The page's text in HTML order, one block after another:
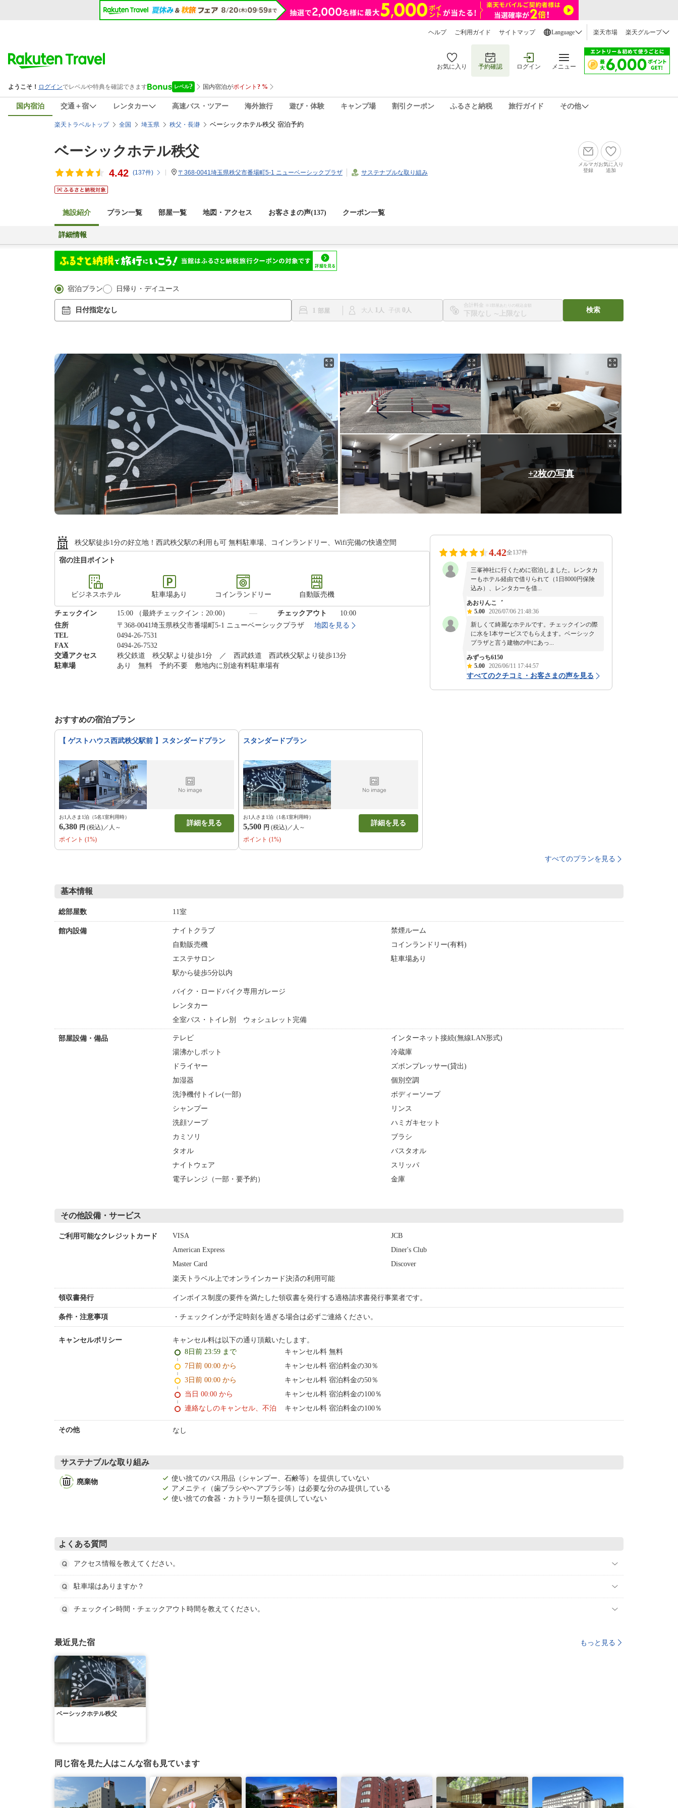
ヘルプ ご利用ガイド サイトマップ Language 楽天市場 楽天グループ
お気に入り 予約確認 ログイン メニュー
国内宿泊 交通＋宿 レンタカー 高速バス・ツアー 海外旅行 遊び・体験 キャンプ場 割引クーポン ふるさと納税 旅行ガイド その他
楽天トラベルトップ 全国 埼玉県 秩父・長瀞 ベーシックホテル秩父 宿泊予約
ベーシックホテル秩父
4.42 (137件) 〒368-0041埼玉県秩父市番場町5-1 ニューベーシックプラザ サステナブルな取り組み
メルマガ
登録
お気に入り
追加
施設紹介 プラン一覧 部屋一覧 地図・アクセス お客さまの声(137) クーポン一覧
詳細情報
宿泊プラン 日帰り・デイユース
日付指定なし 1 大人 1 子供 0
合計料金 ※1部屋あたりの税込金額
〜
検索
+2枚の写真
秩父駅徒歩1分の好立地！西武秩父駅の利用も可 無料駐車場、コインランドリー、Wifi完備の快適空間
宿の注目ポイント
ビジネスホテル 駐車場あり コインランドリー 自動販売機
チェックイン 15:00 （最終チェックイン：20:00） チェックアウト
10:00
住所
〒368-0041埼玉県秩父市番場町5-1 ニューベーシックプラザ
地図を見る
TEL
0494-26-7531
FAX
0494-26-7532
交通アクセス
秩父鉄道 秩父駅より徒歩1分 ／ 西武鉄道 西武秩父駅より徒歩13分
駐車場
あり 無料 予約不要 敷地内に別途有料駐車場有
4.42全137件
三峯神社に行くために宿泊しました。レンタカ
ーもホテル経由で借りられて（1日8000円保険
込み）、レンタカーを借...
あおりんこ゛
5.00 2026/07/06 21:48:36
新しくて綺麗なホテルです。チェックインの際
に水を1本サービスでもらえます。ベーシック
プラザと言う建物の中にあっ...
みずっち6150
5.00 2026/06/11 17:44:57
すべてのクチコミ・お客さまの声を見る
おすすめの宿泊プラン
【 ゲストハウス西武秩父駅前 】スタンダードプラン
お1人さま1泊（5名1室利用時）
6,380 円 (税込)／人～
詳細を見る
ポイント (1%)
スタンダードプラン
お1人さま1泊（1名1室利用時）
5,500 円 (税込)／人～
詳細を見る
ポイント (1%)
すべてのプランを見る
基本情報
総部屋数 11室
館内設備 ナイトクラブ
禁煙ルーム
自動販売機
コインランドリー(有料)
エステサロン
駐車場あり
駅から徒歩5分以内
バイク・ロードバイク専用ガレージ
レンタカー
全室バス・トイレ別 ウォシュレット完備
部屋設備・備品 テレビ
インターネット接続(無線LAN形式)
湯沸かしポット
冷蔵庫
ドライヤー
ズボンプレッサー(貸出)
加湿器
個別空調
洗浄機付トイレ(一部)
ボディーソープ
シャンプー
リンス
洗顔ソープ
ハミガキセット
カミソリ
ブラシ
タオル
バスタオル
ナイトウェア
スリッパ
電子レンジ（一部・要予約）
金庫
その他設備・サービス
ご利用可能なクレジットカード VISA
JCB
American Express
Diner's Club
Master Card
Discover
楽天トラベル上でオンラインカード決済の利用可能
領収書発行 インボイス制度の要件を満たした領収書を発行する適格請求書発行事業者です。
条件・注意事項 チェックインが予定時刻を過ぎる場合は必ずご連絡ください。
キャンセルポリシー キャンセル料は以下の通り頂戴いたします。
8日前 23:59 まで
キャンセル料 無料
7日前 00:00 から
キャンセル料 宿泊料金の30％
3日前 00:00 から
キャンセル料 宿泊料金の50％
当日 00:00 から
キャンセル料 宿泊料金の100％
連絡なしのキャンセル、不泊
キャンセル料 宿泊料金の100％
その他 なし
サステナブルな取り組み
廃棄物
使い捨てのバス用品（シャンプー、石鹸等）を提供していない
アメニティ（歯ブラシやヘアブラシ等）は必要な分のみ提供している
使い捨ての食器・カトラリー類を提供していない
よくある質問
アクセス情報を教えてください。
駐車場はありますか？
チェックイン時間・チェックアウト時間を教えてください。
最近見た宿 もっと見る
ベーシックホテル秩父
同じ宿を見た人はこんな宿も見ています